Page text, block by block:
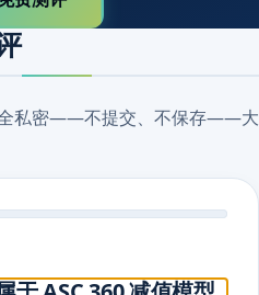
全私密——不提交、不保存——大